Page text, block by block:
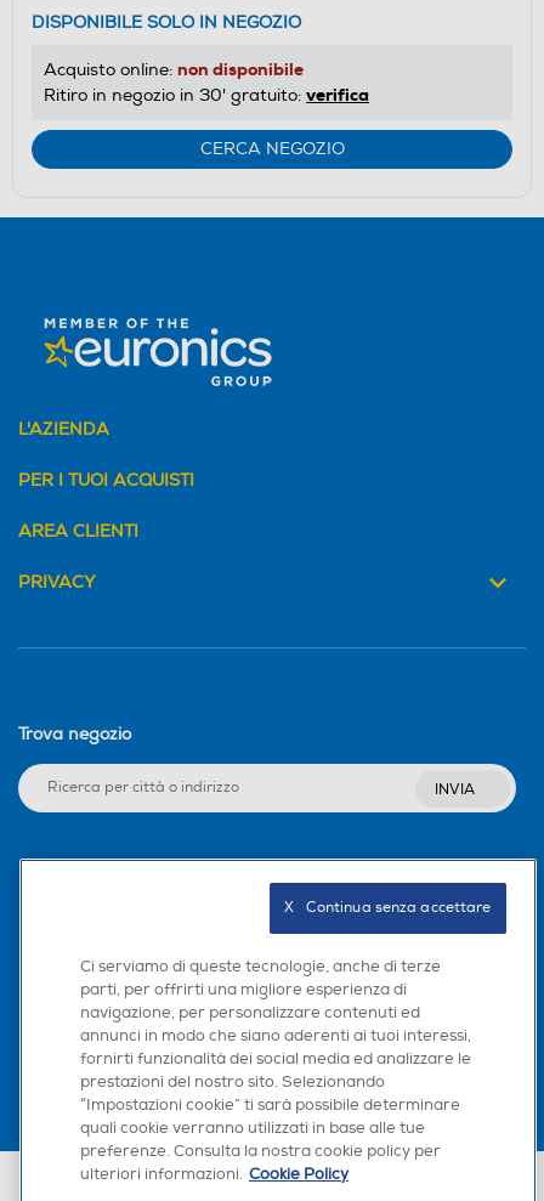
DISPONIBILE SOLO IN NEGOZIO
Acquisto online: non disponibile
Ritiro in negozio in 30' gratuito: verifica
CERCA NEGOZIO
L'AZIENDA
PER I TUOI ACQUISTI
AREA CLIENTI
PRIVACY
Trova negozio
INVIA
Scarica la nostra app
Euronics Italia SpA. Sede legale Via Montefeltro, 6/a 20156 Milano
Ci serviamo di queste tecnologie, anche di terze
parti, per offrirti una migliore esperienza di
navigazione, per personalizzare contenuti ed
annunci in modo che siano aderenti ai tuoi interessi,
fornirti funzionalità dei social media ed analizzare le
prestazioni del nostro sito. Selezionando
“Impostazioni cookie” ti sarà possibile determinare
quali cookie verranno utilizzati in base alle tue
preferenze. Consulta la nostra cookie policy per
ulteriori informazioni. Cookie Policy
X   Continua senza accettare